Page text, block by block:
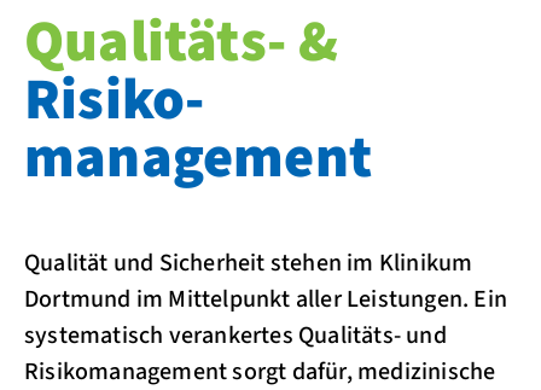
Qualitäts- &
Risiko­
management
Qualität und Sicherheit stehen im Klinikum
Dortmund im Mittelpunkt aller Leistungen. Ein
systematisch verankertes Qualitäts- und
Risikomanagement sorgt dafür, medizinische